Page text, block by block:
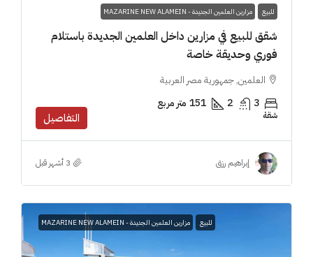
للبيع مزارين العلمين الجديدة - MAZARINE NEW ALAMEIN
شقق للبيع في مزارين داخل العلمين الجديدة باستلام
فوري وحديقة خاصة
العلمين, جمهورية مصر العربية
3
2
151 متر مربع
شقة التفاصيل
إبراهيم رزق
للبيع مزارين العلمين الجديدة - MAZARINE NEW ALAMEIN